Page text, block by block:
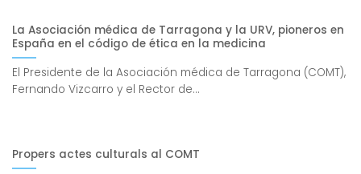
La Asociación médica de Tarragona y la URV, pioneros en
España en el código de ética en la medicina
El Presidente de la Asociación médica de Tarragona (COMT),
Fernando Vizcarro y el Rector de...
Propers actes culturals al COMT